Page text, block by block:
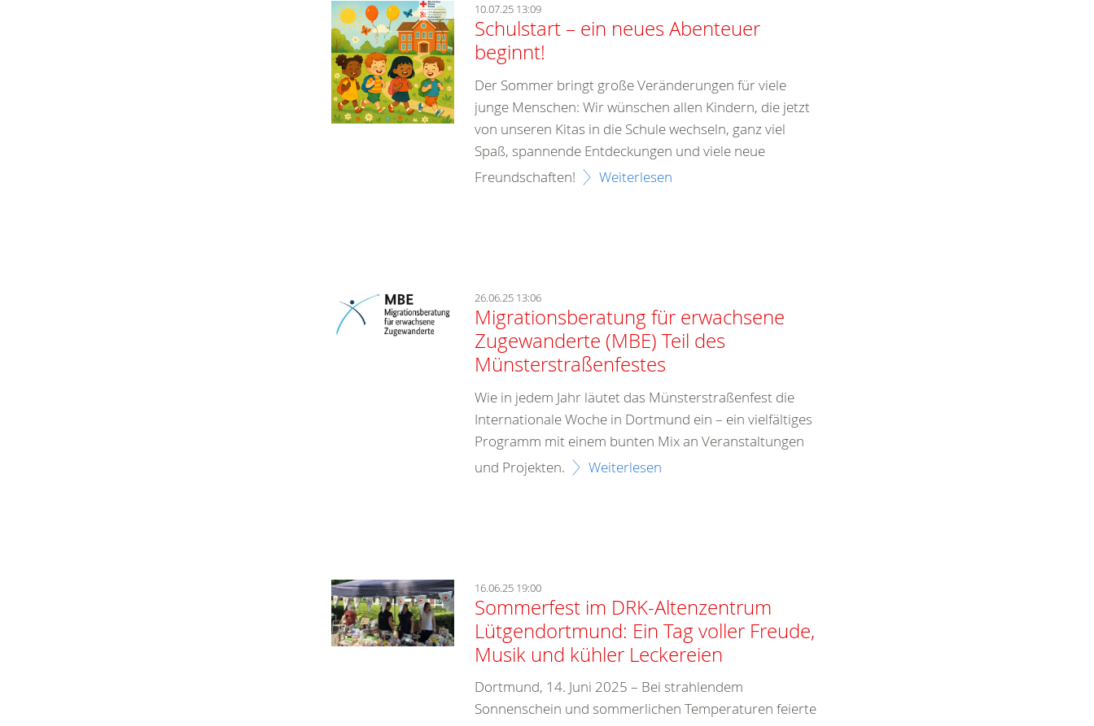
10.07.25 13:09
Schulstart – ein neues Abenteuer
beginnt!
Der Sommer bringt große Veränderungen für viele
junge Menschen: Wir wünschen allen Kindern, die jetzt
von unseren Kitas in die Schule wechseln, ganz viel
Spaß, spannende Entdeckungen und viele neue
Freundschaften!
Weiterlesen
26.06.25 13:06
Migrationsberatung für erwachsene
Zugewanderte (MBE) Teil des
Münsterstraßenfestes
Wie in jedem Jahr läutet das Münsterstraßenfest die
Internationale Woche in Dortmund ein – ein vielfältiges
Programm mit einem bunten Mix an Veranstaltungen
und Projekten.
Weiterlesen
16.06.25 19:00
Sommerfest im DRK-Altenzentrum
Lütgendortmund: Ein Tag voller Freude,
Musik und kühler Leckereien
Dortmund, 14. Juni 2025 – Bei strahlendem
Sonnenschein und sommerlichen Temperaturen feierte